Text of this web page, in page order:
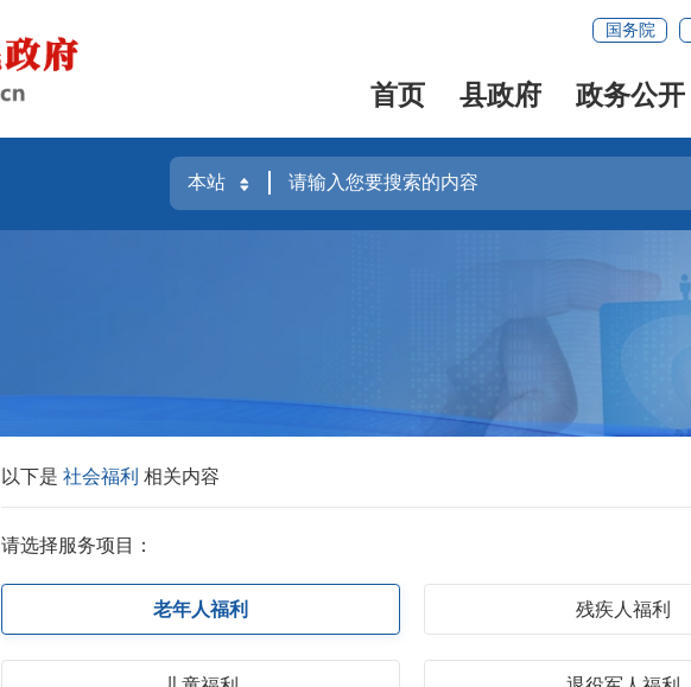
国务院
首页 县政府 政务公开
以下是社会福利相关内容
请选择服务项目：
老年人福利 残疾人福利